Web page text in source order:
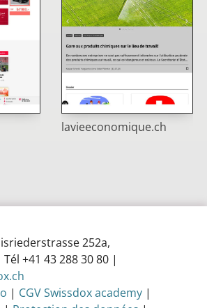
lavieeconomique.ch
252a,
+41 43 288 30 80 |
| CGV Swissdox academy |